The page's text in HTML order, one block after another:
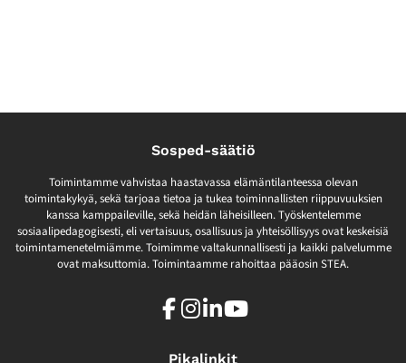
Sosped-säätiö
Toimintamme vahvistaa haastavassa elämäntilanteessa olevan
toimintakykyä, sekä tarjoaa tietoa ja tukea toiminnallisten riippuvuuksien
kanssa kamppaileville, sekä heidän läheisilleen. Työskentelemme
sosiaalipedagogisesti, eli vertaisuus, osallisuus ja yhteisöllisyys ovat keskeisiä
toimintamenetelmiämme. Toimimme valtakunnallisesti ja kaikki palvelumme
ovat maksuttomia. Toimintaamme rahoittaa pääosin STEA.
Facebook
Instagram
LinkedInYoutube
Pikalinkit